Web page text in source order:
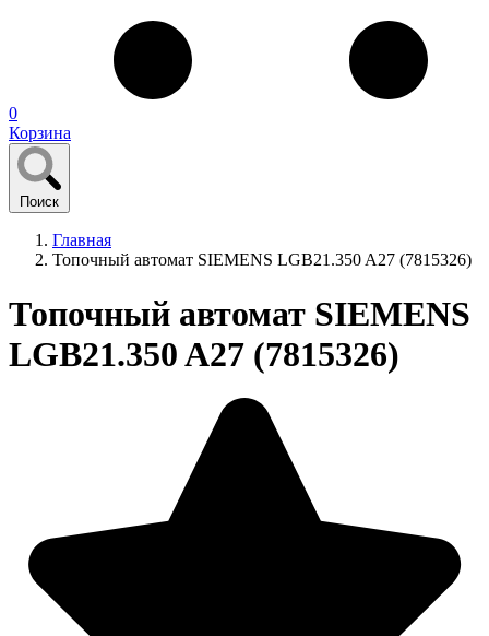
0
Корзина
Поиск
Главная
Топочный автомат SIEMENS LGB21.350 A27 (7815326)
Топочный автомат SIEMENS
LGB21.350 A27 (7815326)